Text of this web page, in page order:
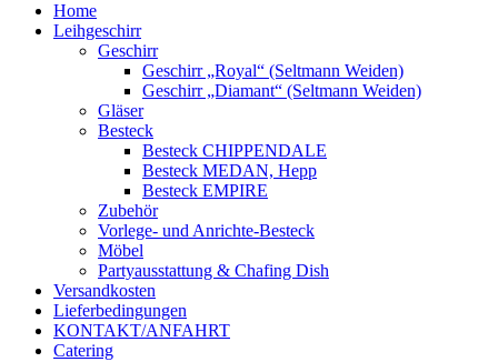
Home
Leihgeschirr
Geschirr
Geschirr „Royal“ (Seltmann Weiden)
Geschirr „Diamant“ (Seltmann Weiden)
Gläser
Besteck
Besteck CHIPPENDALE
Besteck MEDAN, Hepp
Besteck EMPIRE
Zubehör
Vorlege- und Anrichte-Besteck
Möbel
Partyausstattung & Chafing Dish
Versandkosten
Lieferbedingungen
KONTAKT/ANFAHRT
Catering